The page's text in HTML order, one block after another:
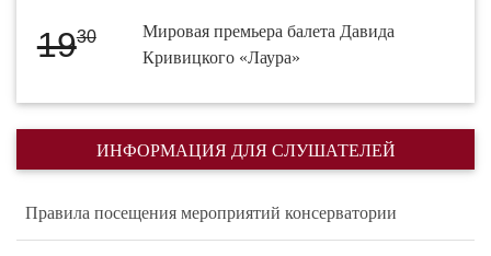
1930
Мировая премьера балета Давида
Кривицкого «Лаура»
ИНФОРМАЦИЯ ДЛЯ СЛУШАТЕЛЕЙ
Правила посещения мероприятий консерватории